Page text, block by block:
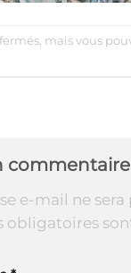
mais vous
commentaire
e-mail ne sera
obligatoires